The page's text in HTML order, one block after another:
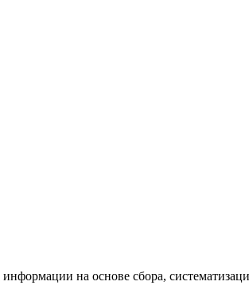
на основе сбора,